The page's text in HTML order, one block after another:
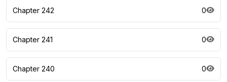
Chapter 242 0
Chapter 241 0
Chapter 240 0